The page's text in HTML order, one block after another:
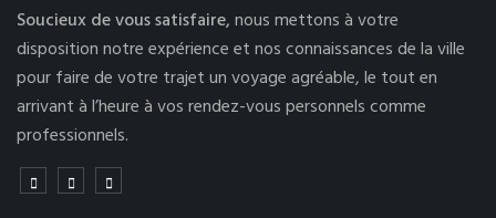
Soucieux de vous satisfaire,nous mettons à votre
disposition notre expérience et nos connaissances de la ville
pour faire de votre trajet un voyage agréable, le tout en
arrivant à l’heure à vos rendez-vous personnels comme
professionnels.